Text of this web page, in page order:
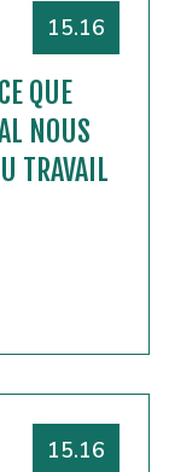
Numéro
15.16
QUE
NOUS
TRAVAIL
Numéro
15.16